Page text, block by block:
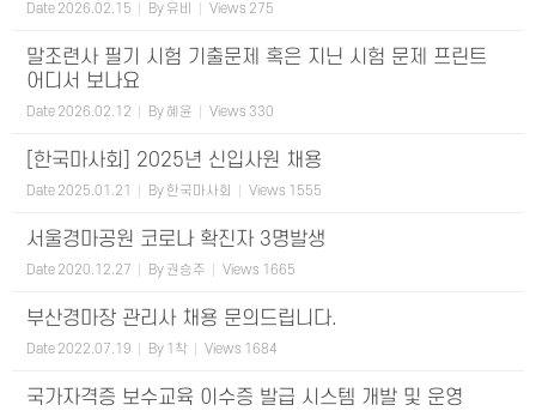
Date 2026.02.15 By 유비 Views 275
말조련사 필기 시험 기출문제 혹은 지닌 시험 문제 프린트
어디서 보나요
Date 2026.02.12 By 혜윤 Views 330
[한국마사회] 2025년 신입사원 채용
Date 2025.01.21 By 한국마사회 Views 1555
서울경마공원 코로나 확진자 3명발생
Date 2020.12.27 By 권승주 Views 1665
부산경마장 관리사 채용 문의드립니다.
Date 2022.07.19 By 1착 Views 1684
국가자격증 보수교육 이수증 발급 시스템 개발 및 운영